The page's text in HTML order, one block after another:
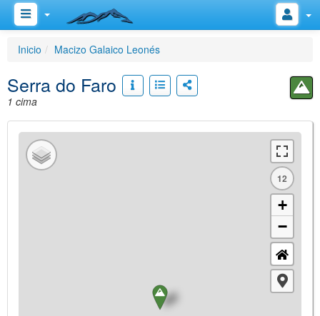
Inicio Macizo Galaico Leonés
Serra do Faro
1 cima
12
+
−